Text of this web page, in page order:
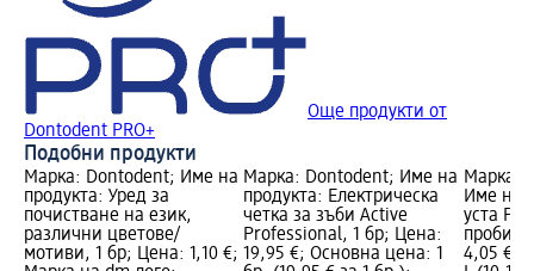
Още продукти от
Dontodent PRO+
Подобни продукти
Марка: Dontodent; Име на
продукта: Уред за
почистване на език,
различни цветове/
мотиви, 1 бр; Цена: 1,10 €;
Марка: Dontodent; Име на
продукта: Електрическа
четка за зъби Active
Professional, 1 бр; Цена:
19,95 €; Основна цена: 1
Марка:
Име на
уста
4,05 €;